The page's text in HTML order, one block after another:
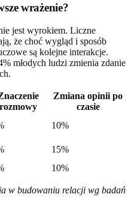
wrażenie?
jest wyrokiem. Liczne
że choć wygląd i sposób
są kolejne interakcje.
młodych ludzi zmienia zdanie
rozmowy
Zmiana opinii po
czasie
10%
15%
10%
w budowaniu relacji wg badań